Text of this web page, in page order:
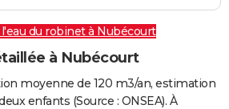
du robinet à Nubécourt
à Nubécourt
moyenne de 120 m3/an, estimation
enfants (Source : ONSEA). À